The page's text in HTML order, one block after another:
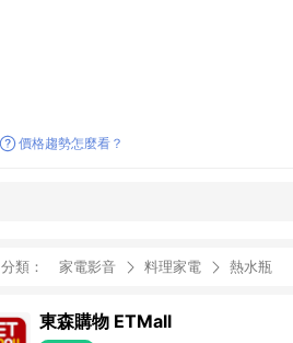
價格趨勢怎麼看？
分類： 家電影音 料理家電 熱水瓶
東森購物 ETMall